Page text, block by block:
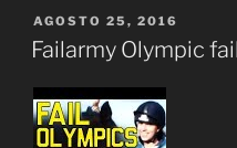
PUBLICADO
EL
AGOSTO 25, 2016
Failarmy Olympic